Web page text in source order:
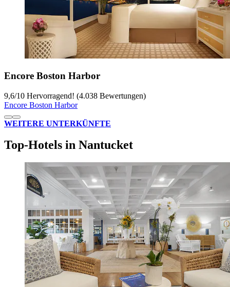
Encore Boston Harbor
9,6/10 Hervorragend! (4.038 Bewertungen)
Encore Boston Harbor
WEITERE UNTERKÜNFTE
Top-Hotels in Nantucket